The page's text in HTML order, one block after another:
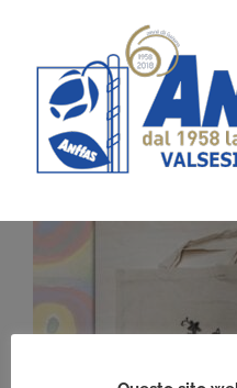
contenuto